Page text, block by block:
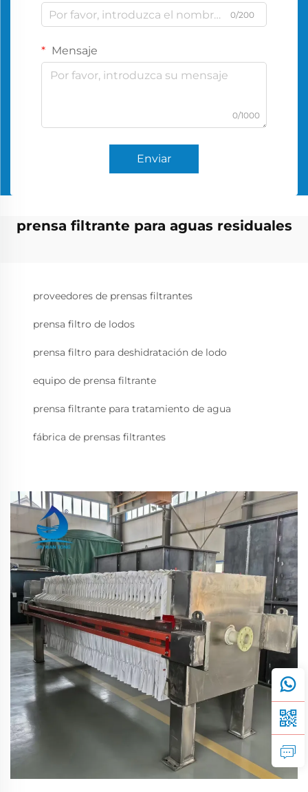
0/200
Mensaje
0/1000
Enviar
prensa filtrante para aguas residuales
proveedores de prensas filtrantes
prensa filtro de lodos
prensa filtro para deshidratación de lodo
equipo de prensa filtrante
prensa filtrante para tratamiento de agua
fábrica de prensas filtrantes